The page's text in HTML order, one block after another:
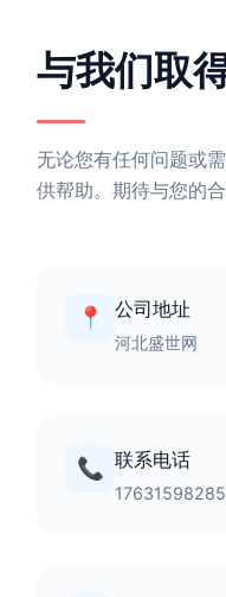
与我们取
无论您有任何问题或
供帮助。期待与您的合
📍 公司地址
河北盛世网
📞 联系电话
17631598285